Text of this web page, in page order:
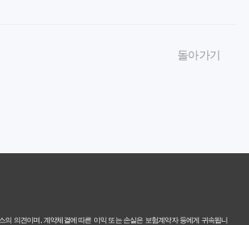
신형, 어떤 차이가 있을까? 내게 맞는
고정 보험료의 숨겨진 가치와 현명한
돌아가기
의 의견이며, 계약체결에 따른 이익 또는 손실은 보험계약자 등에게 귀속됩니